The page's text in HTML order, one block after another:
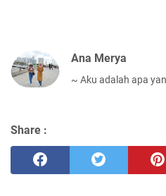
Ana Merya
~ Aku adalah apa
Share :